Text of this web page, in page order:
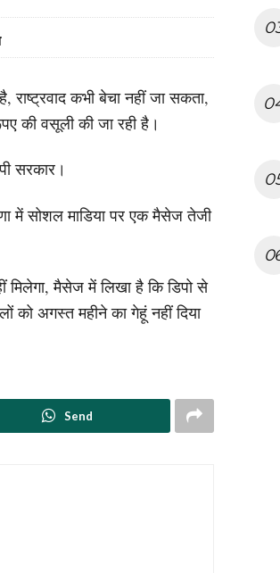
राष्ट्रवाद कभी बेचा नहीं जा सकता,
की वसूली की जा रही है।
सरकार।
में सोशल माडिया पर एक मैसेज तेजी
मिलेगा, मैसेज में लिखा है कि डिपो से
को अगस्त महीने का गेहूं नहीं दिया
Send